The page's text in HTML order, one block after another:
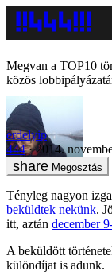
Megvan a TOP10
közös
erdelyip
444
2014.
Megosztás
Tényleg nagyon
beküldtek nekünk.
itt, aztán december
A beküldött
különdíjat is adunk.